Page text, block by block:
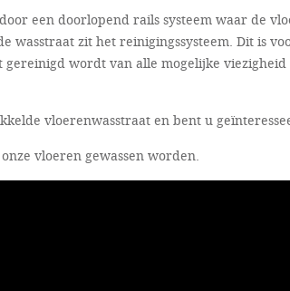
een doorlopend rails systeem waar de
wasstraat zit het reinigingssysteem. Dit is
wordt van alle mogelijke
vloerenwasstraat en bent u
vloeren gewassen worden.